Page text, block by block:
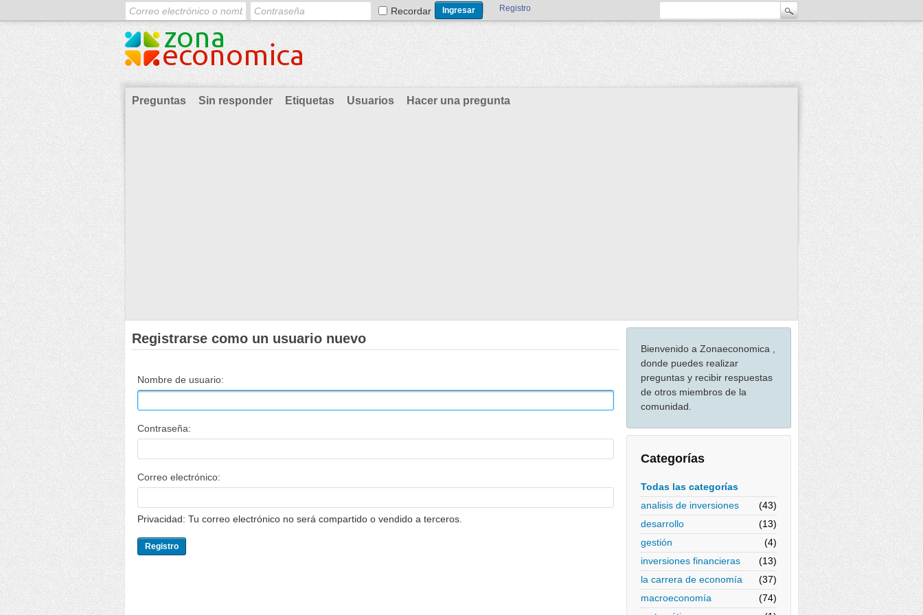
Recordar Registro
Preguntas Sin responder Etiquetas Usuarios Hacer una pregunta
Bienvenido a Zonaeconomica ,
donde puedes realizar
preguntas y recibir respuestas
de otros miembros de la
comunidad.
Categorías
Todas las categorías
analisis de inversiones
(43)
desarrollo
(13)
gestión
(4)
inversiones financieras
(13)
la carrera de economía
(37)
macroeconomía
(74)
Registrarse como un usuario nuevo
Nombre de usuario:
Contraseña:
Correo electrónico:
Privacidad: Tu correo electrónico no será compartido o vendido a terceros.